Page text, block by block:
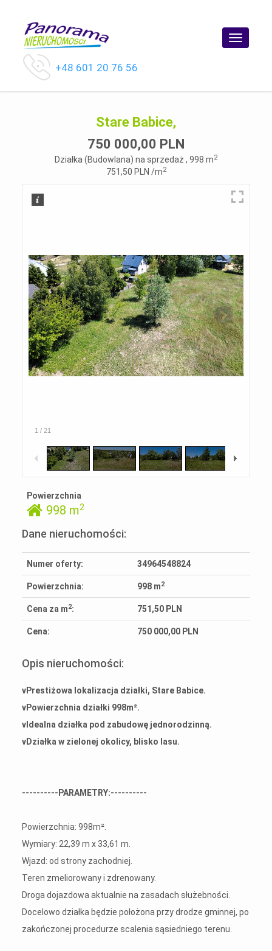
Toggle
+48 601 20 76 56
Stare Babice,
750 000,00 PLN
Działka (Budowlana) na sprzedaż , 998 m2
751,50 PLN /m2
1 / 21
Powierzchnia
998 m2
Dane nieruchomości:
Numer oferty: 34964548824
Powierzchnia: 998 m2
Cena za m2: 751,50 PLN
Cena: 750 000,00 PLN
Opis nieruchomości:
vPrestiżowa lokalizacja działki, Stare Babice.
vPowierzchnia działki 998m².
vIdealna działka pod zabudowę jednorodzinną.
vDziałka w zielonej okolicy, blisko lasu.
----------PARAMETRY:----------
Powierzchnia: 998m².
Wymiary: 22,39 m x 33,61 m.
Wjazd: od strony zachodniej.
Teren zmeliorowany i zdrenowany.
Droga dojazdowa aktualnie na zasadach służebności.
Docelowo działka będzie położona przy drodze gminnej, po
zakończonej procedurze scalenia sąsiedniego terenu.